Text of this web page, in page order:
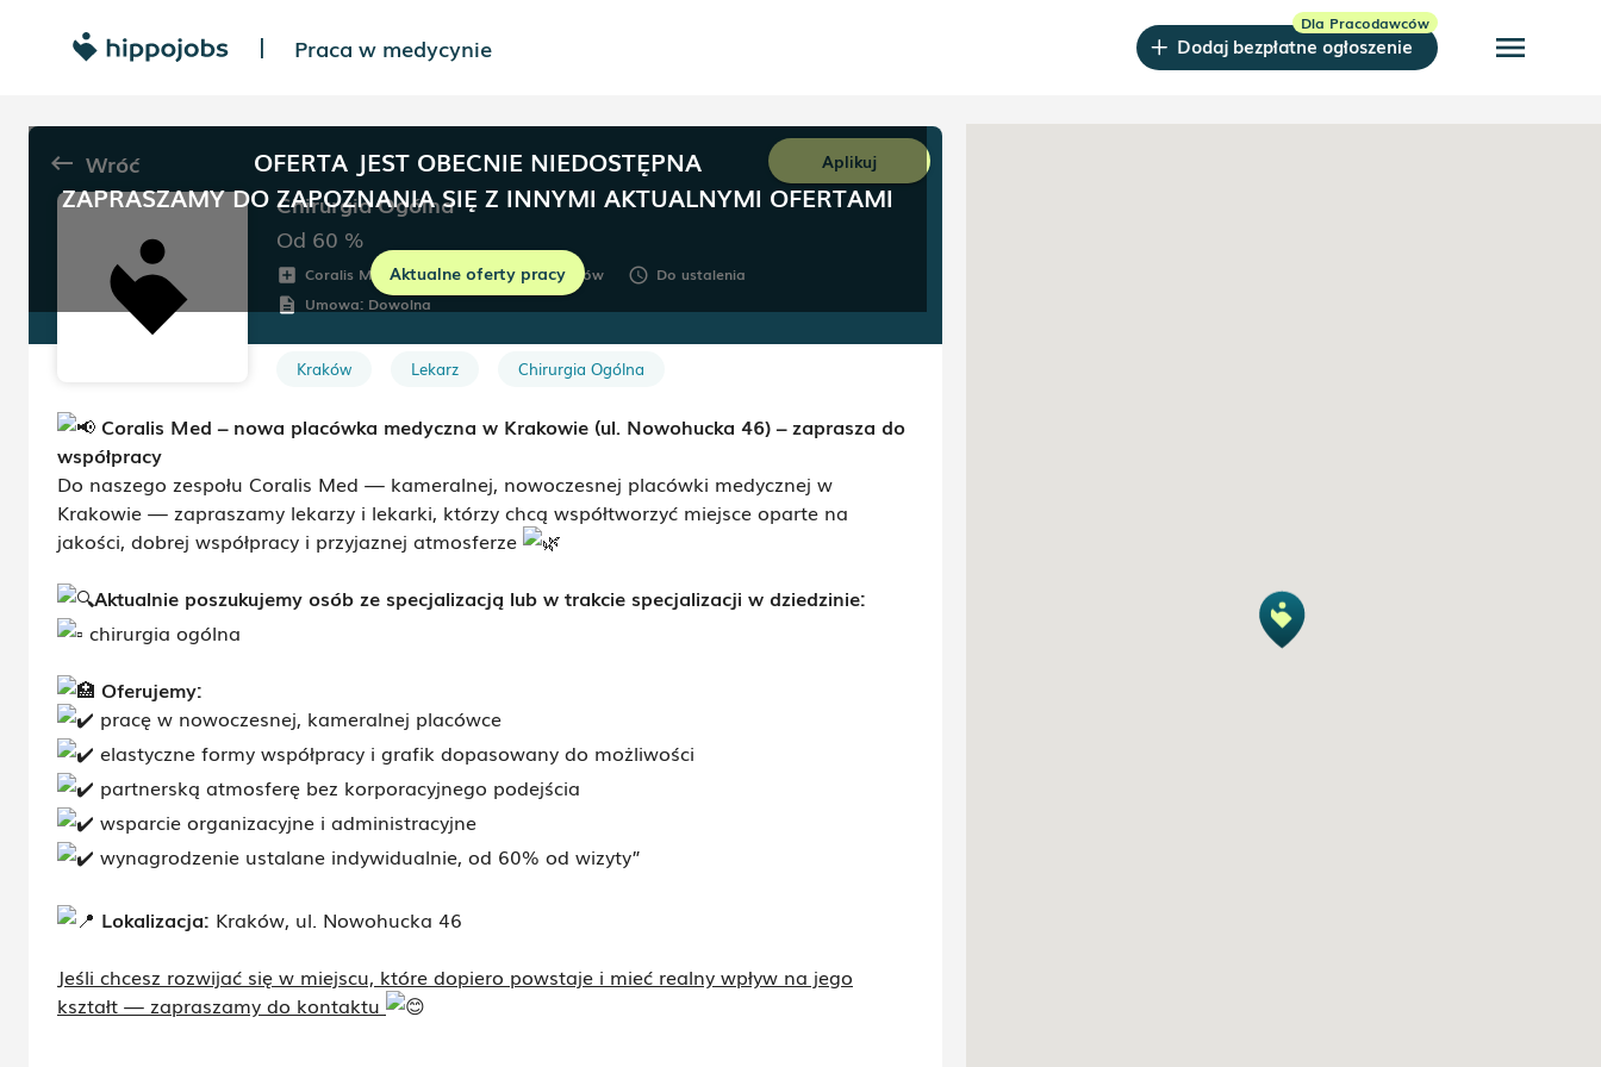
| Praca w medycynie Dodaj bezpłatne ogłoszenie menu
OFERTA JEST OBECNIE NIEDOSTĘPNA
ZAPRASZAMY DO ZAPOZNANIA SIĘ Z INNYMI AKTUALNYMI OFERTAMI
Aktualne oferty pracy
keyboard_backspace Wróć Aplikuj
Chirurgia Ogólna
Od 60 %
add_box Coralis Med room Nowohucka 46,Kraków schedule Do ustalenia
description Umowa: Dowolna
Kraków Lekarz Chirurgia Ogólna
Coralis Med – nowa placówka medyczna w Krakowie (ul. Nowohucka 46) – zaprasza do
współpracy
Do naszego zespołu Coralis Med — kameralnej, nowoczesnej placówki medycznej w
Krakowie — zapraszamy lekarzy i lekarki, którzy chcą współtworzyć miejsce oparte na
jakości, dobrej współpracy i przyjaznej atmosferze
Aktualnie poszukujemy osób ze specjalizacją lub w trakcie specjalizacji w dziedzinie:
chirurgia ogólna
Oferujemy:
pracę w nowoczesnej, kameralnej placówce
elastyczne formy współpracy i grafik dopasowany do możliwości
partnerską atmosferę bez korporacyjnego podejścia
wsparcie organizacyjne i administracyjne
wynagrodzenie ustalane indywidualnie, od 60% od wizyty”
Lokalizacja: Kraków, ul. Nowohucka 46
Jeśli chcesz rozwijać się w miejscu, które dopiero powstaje i mieć realny wpływ na jego
kształt — zapraszamy do kontaktu